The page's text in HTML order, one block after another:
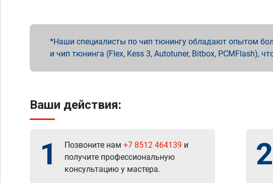
Наши специалисты по чип тюнингу обладают опытом
и чип тюнинга (Flex, Kess 3, Autotuner, Bitbox, PCMFlash),
Ваши действия:
1 Позвоните нам +7 8512 464139 и
получите профессиональную
консультацию у мастера.
2